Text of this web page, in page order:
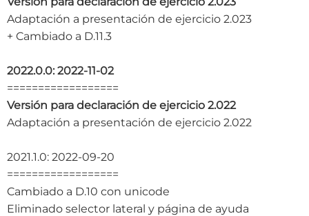
Adaptación a presentación de ejercicio 2.023
+ Cambiado a D.11.3
2022.0.0: 2022-11-02
==================
Versión para declaración de ejercicio 2.022
Adaptación a presentación de ejercicio 2.022
2021.1.0: 2022-09-20
==================
Cambiado a D.10 con unicode
Eliminado selector lateral y página de ayuda